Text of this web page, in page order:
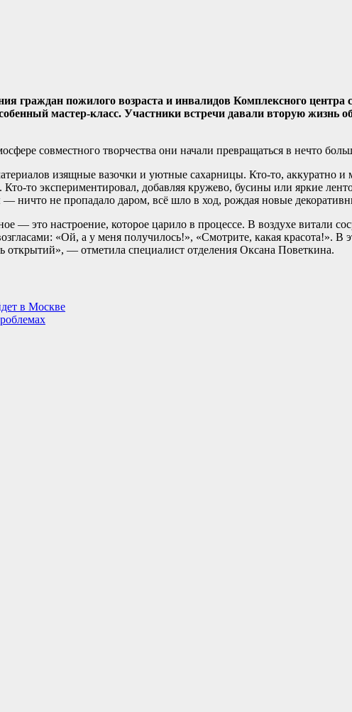
граждан пожилого возраста и инвалидов Комплексного центра
мастер-класс. Участники встречи давали вторую жизнь
совместного творчества они начали превращаться в нечто
изящные вазочки и уютные сахарницы. Кто-то, аккуратно и
то экспериментировал, добавляя кружево, бусины или яркие
ничто не пропадало даром, всё шло в ход, рождая новые
— это настроение, которое царило в процессе. В воздухе витали
«Ой, а у меня получилось!», «Смотрите, какая красота!». В
открытий», — отметила специалист отделения Оксана Поветкина.
в Москве